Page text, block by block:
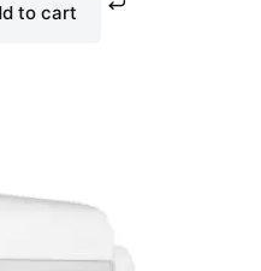
to cart